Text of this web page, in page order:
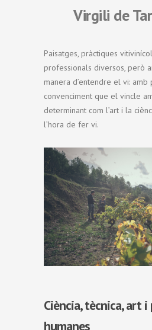
Virgili de
Paisatges, pràctiques
professionals diversos, però
manera d’entendre el vi:
convenciment que el vincle
determinant com l’art i la
l’hora de fer vi.
Ciència, tècnica, art i
humanes